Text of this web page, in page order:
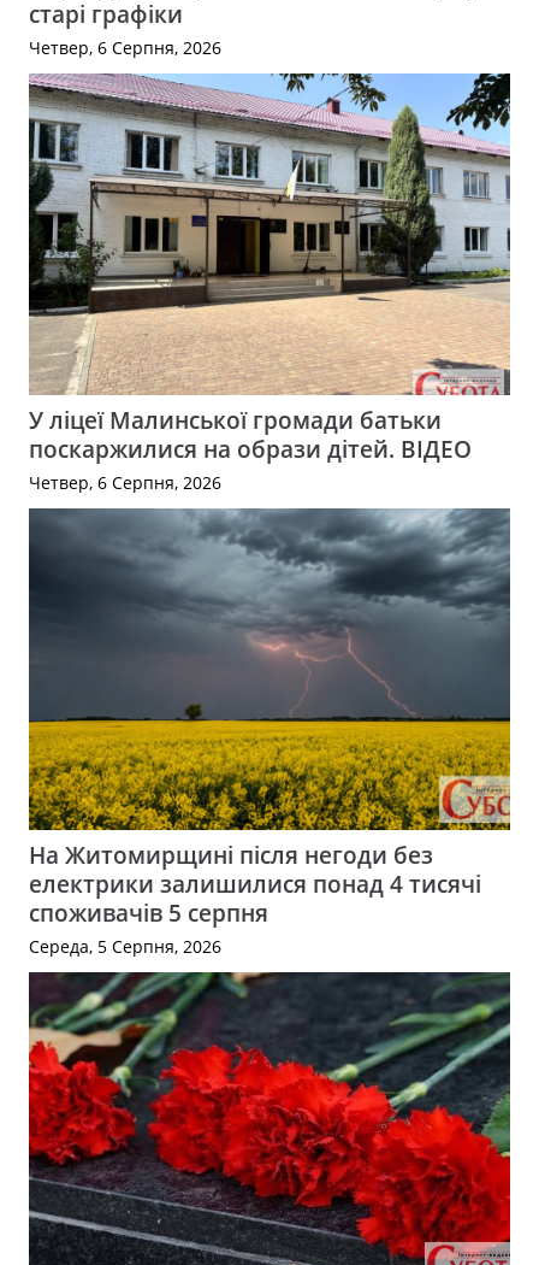
старі графіки
Четвер, 6 Серпня, 2026
У ліцеї Малинської громади батьки
поскаржилися на образи дітей. ВІДЕО
Четвер, 6 Серпня, 2026
На Житомирщині після негоди без
електрики залишилися понад 4 тисячі
споживачів 5 серпня
Середа, 5 Серпня, 2026